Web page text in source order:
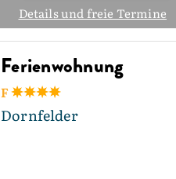
Details und freie Termine
Ferienwohnung
F
Dornfelder